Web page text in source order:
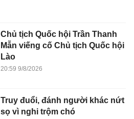
Chủ tịch Quốc hội Trần Thanh
Mẫn viếng cố Chủ tịch Quốc hội
Lào
20:59 9/8/2026
Truy đuổi, đánh người khác nứt
sọ vì nghi trộm chó